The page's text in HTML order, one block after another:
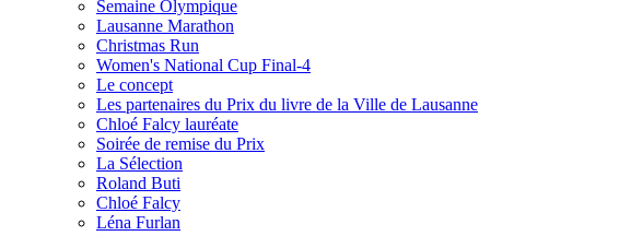
Semaine Olympique
Lausanne Marathon
Christmas Run
Women's National Cup Final-4
Le concept
Les partenaires du Prix du livre de la Ville de Lausanne
Chloé Falcy lauréate
Soirée de remise du Prix
La Sélection
Roland Buti
Chloé Falcy
Léna Furlan